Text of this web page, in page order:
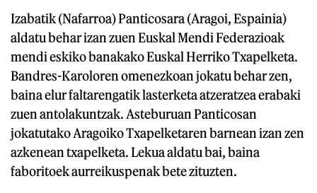
Izabatik (Nafarroa) Panticosara (Aragoi, Espainia)
aldatu behar izan zuen Euskal Mendi Federazioak
mendi eskiko banakako Euskal Herriko Txapelketa.
Bandres-Karoloren omenezkoan jokatu behar zen,
baina elur faltarengatik lasterketa atzeratzea erabaki
zuen antolakuntzak. Asteburuan Panticosan
jokatutako Aragoiko Txapelketaren barnean izan zen
azkenean txapelketa. Lekua aldatu bai, baina
faboritoek aurreikuspenak bete zituzten.